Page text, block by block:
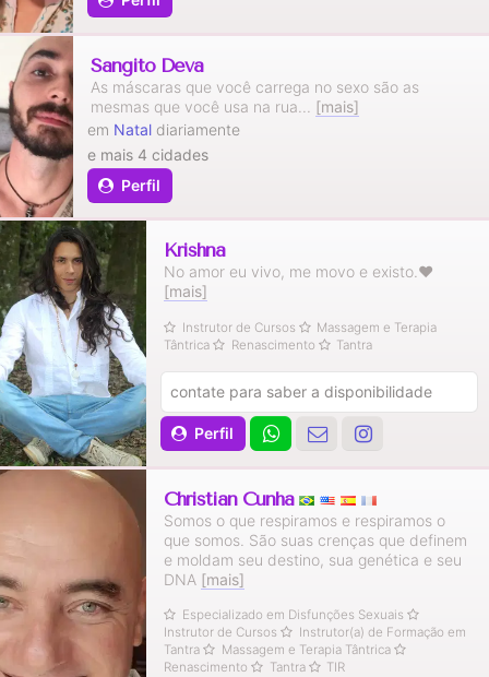
Sangito Deva
As máscaras que você carrega no sexo são as
mesmas que você usa na rua... [mais]
Perfil
em Nataldiariamente
e mais 4 cidades
Krishna
No amor eu vivo, me movo e existo.❤
[mais]
Instrutor de Cursos
Massagem e Terapia
Tântrica
Renascimento Tantra
Perfil
contate para saber a disponibilidade
Christian Cunha
Somos o que respiramos e respiramos o
que somos. São suas crenças que definem
e moldam seu destino, sua genética e seu
DNA [mais]
Especializado em Disfunções Sexuais
Instrutor de Cursos
Instrutor(a) de Formação em
Tantra
Massagem e Terapia Tântrica
Renascimento
Tantra TIR